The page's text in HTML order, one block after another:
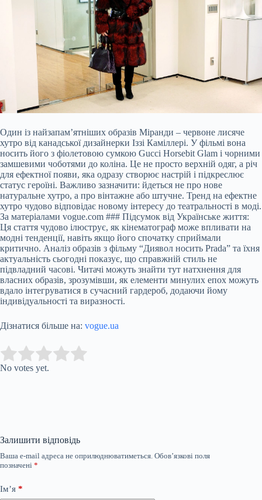
Один із найзапам’ятніших образів Міранди – червоне лисяче
хутро від канадської дизайнерки Іззі Каміллері. У фільмі вона
носить його з фіолетовою сумкою Gucci Horsebit Glam і чорними
замшевими чоботями до коліна. Це не просто верхній одяг, а річ
для ефектної появи, яка одразу створює настрій і підкреслює
статус героїні. Важливо зазначити: йдеться не про нове
натуральне хутро, а про вінтажне або штучне. Тренд на ефектне
хутро чудово відповідає новому інтересу до театральності в моді.
За матеріалами vogue.com ### Підсумок від Українське життя:
Ця стаття чудово ілюструє, як кінематограф може впливати на
модні тенденції, навіть якщо його спочатку сприймали
критично. Аналіз образів з фільму “Диявол носить Prada” та їхня
актуальність сьогодні показує, що справжній стиль не
підвладний часові. Читачі можуть знайти тут натхнення для
власних образів, зрозумівши, як елементи минулих епох можуть
вдало інтегруватися в сучасний гардероб, додаючи йому
індивідуальності та виразності.
Дізнатися більше на: vogue.ua
Rate this item:
No votes yet.
Залишити відповідь
Ваша e-mail адреса не оприлюднюватиметься. Обов’язкові поля
позначені *
Ім’я *